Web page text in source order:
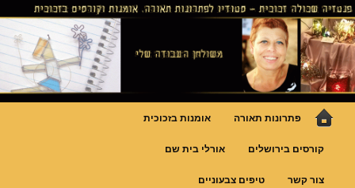
לדלג
לתוכן
פנטזיה – פתרונות תאורה וסטודיו
לויטראז
גופי תאורה אומנותיים בעבודת יד, ויטראזים לחלונות ולמחיצות דקורטיביות, קורסים
בויטראז ובפסיפס
תפריט
פתרונות תאורה אומנות בזכוכית
קורסים בירושלים אורלי בית שם
צור קשר טיפים צבעוניים